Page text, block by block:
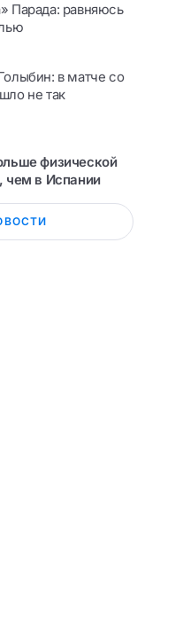
Парада: равняюсь
в матче со
не так
физической
чем в Испании